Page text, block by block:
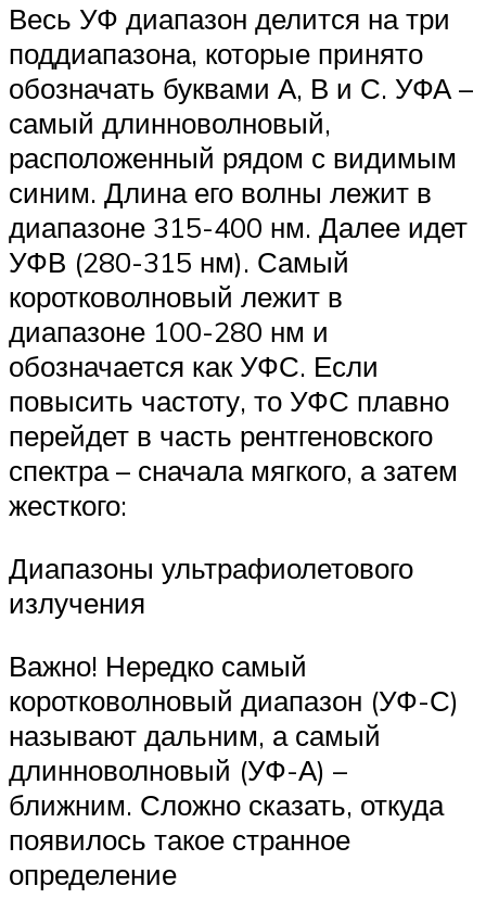
Весь УФ диапазон делится на три
поддиапазона, которые принято
обозначать буквами А, В и С. УФА –
самый длинноволновый,
расположенный рядом с видимым
синим. Длина его волны лежит в
диапазоне 315-400 нм. Далее идет
УФВ (280-315 нм). Самый
коротковолновый лежит в
диапазоне 100-280 нм и
обозначается как УФС. Если
повысить частоту, то УФС плавно
перейдет в часть рентгеновского
спектра – сначала мягкого, а затем
жесткого:
Диапазоны ультрафиолетового
излучения
Важно! Нередко самый
коротковолновый диапазон (УФ-С)
называют дальним, а самый
длинноволновый (УФ-А) –
ближним. Сложно сказать, откуда
появилось такое странное
определение